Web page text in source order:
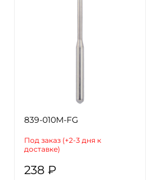
839-010M-FG
Под заказ (+2-3 дня к
доставке)
238 ₽